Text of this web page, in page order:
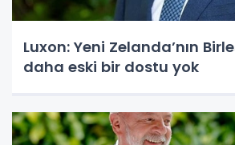
Luxon: Yeni Zelanda’nın
daha eski bir dostu yok